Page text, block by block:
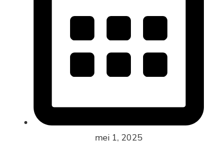
mei 1, 2025